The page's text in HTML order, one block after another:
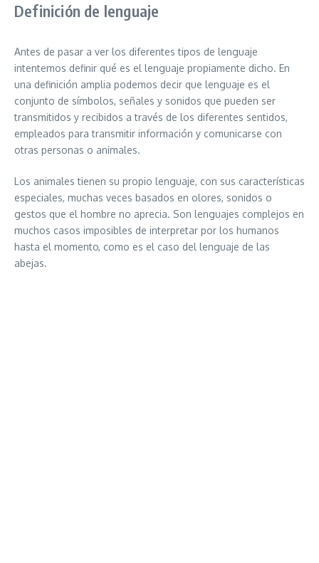
Definición de lenguaje
Antes de pasar a ver los diferentes tipos de lenguaje
intentemos definir qué es el lenguaje propiamente dicho. En
una definición amplia podemos decir que lenguaje es el
conjunto de símbolos, señales y sonidos que pueden ser
transmitidos y recibidos a través de los diferentes sentidos,
empleados para transmitir información y comunicarse con
otras personas o animales.
Los animales tienen su propio lenguaje, con sus características
especiales, muchas veces basados en olores, sonidos o
gestos que el hombre no aprecia. Son lenguajes complejos en
muchos casos imposibles de interpretar por los humanos
hasta el momento, como es el caso del lenguaje de las
abejas.